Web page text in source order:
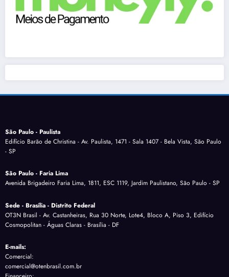
São Paulo - Paulista
Edifício Barão de Christina - Av. Paulista, 1471 - Sala 1407 - Bela Vista, São Paulo
- SP
São Paulo - Faria Lima
Avenida Brigadeiro Faria Lima, 1811, ESC 1119, Jardim Paulistano, São Paulo - SP
Sede - Brasília - Distrito Federal
OT3N Brasil - Av. Castanheiras, Rua 30 Norte, Lote4, Bloco A, Piso 3, Edifício
Cosmopolitan - Águas Claras - Brasília - DF
E-mails:
Comercial:
comercial@otenbrasil.com.br